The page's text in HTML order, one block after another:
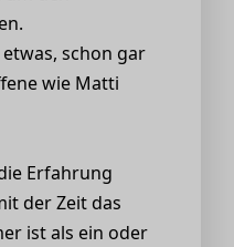
schon gar
wie Matti
Erfahrung
der Zeit das
ist als ein oder